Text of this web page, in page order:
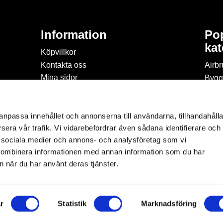
innehållet och annonserna till användarna, tillhandahålla
vår trafik. Vi vidarebefordrar även sådana identifierare och
medier och annons- och analysföretag som vi
informationen med annan information som du har
när du har använt deras tjänster.
Statistik Marknadsföring
Information
Köpvillkor
Kontakta oss
Mina sidor
cookies
Inspiration & Passion